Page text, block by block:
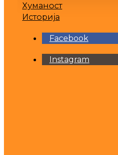
Хуманост
Историја
Facebook
Instagram